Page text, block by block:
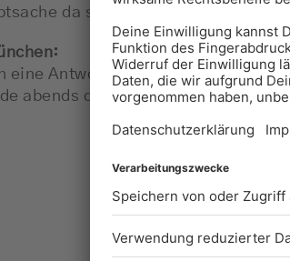
da sind Leute, die ich mag.
eine Antwort braucht, sollte mal an
abends durch die Stadt radeln!